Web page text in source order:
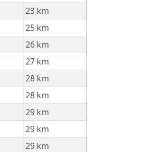
23 km
25 km
26 km
27 km
28 km
28 km
29 km
29 km
29 km